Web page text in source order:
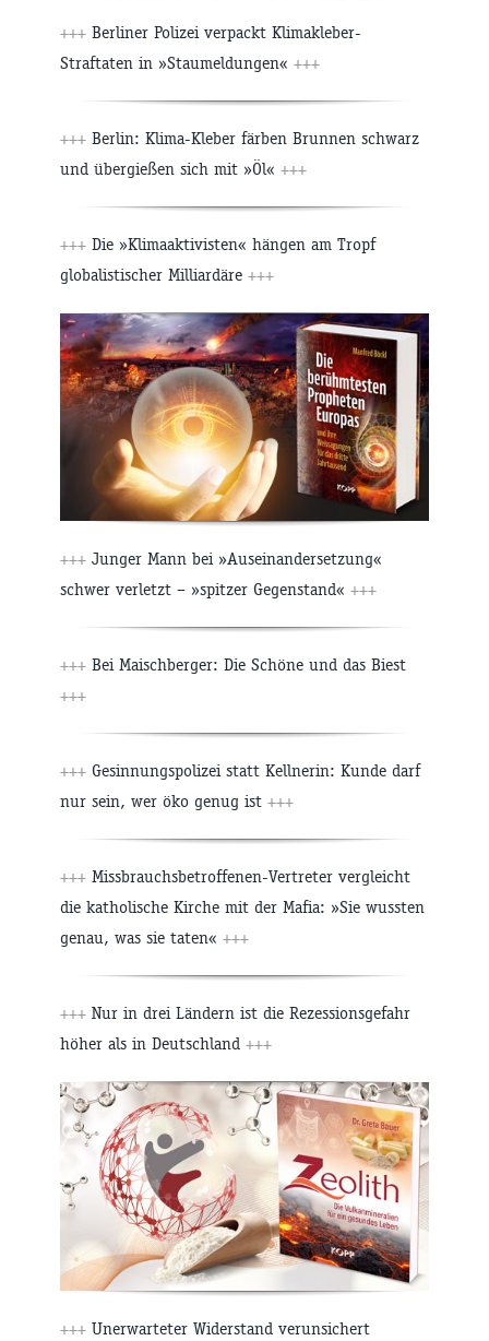
+++ Berliner Polizei verpackt Klimakleber-
Straftaten in »Staumeldungen« +++
+++ Berlin: Klima-Kleber färben Brunnen schwarz
und übergießen sich mit »Öl« +++
+++ Die »Klimaaktivisten« hängen am Tropf
globalistischer Milliardäre +++
+++ Junger Mann bei »Auseinandersetzung«
schwer verletzt – »spitzer Gegenstand« +++
+++ Bei Maischberger: Die Schöne und das Biest
+++
+++ Gesinnungspolizei statt Kellnerin: Kunde darf
nur sein, wer öko genug ist +++
+++ Missbrauchsbetroffenen-Vertreter vergleicht
die katholische Kirche mit der Mafia: »Sie wussten
genau, was sie taten« +++
+++ Nur in drei Ländern ist die Rezessionsgefahr
höher als in Deutschland +++
+++ Unerwarteter Widerstand verunsichert